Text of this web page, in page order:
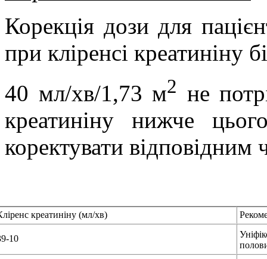
Корекція дози для
при кліренсі креатиніну
40 мл/хв/1,73 м2 не
креатиніну нижче
коректувати
креатиніну (мл/хв)
10